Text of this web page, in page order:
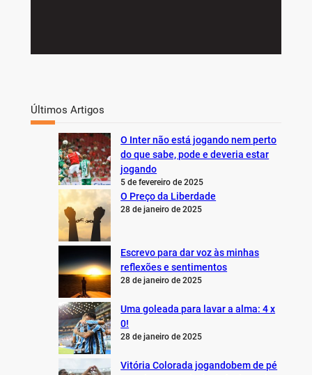
Últimos Artigos
O Inter não está jogando nem perto
do que sabe, pode e deveria estar
jogando
5 de fevereiro de 2025
O Preço da Liberdade
28 de janeiro de 2025
Escrevo para dar voz às minhas
reflexões e sentimentos
28 de janeiro de 2025
Uma goleada para lavar a alma: 4 x
0!
28 de janeiro de 2025
Vitória Colorada jogandobem de pé